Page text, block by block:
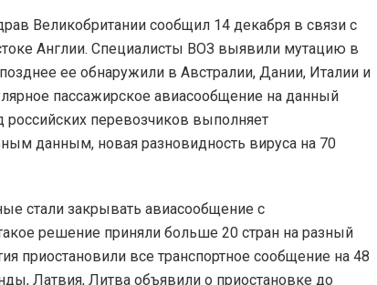
Великобритании сообщил 14 декабря в связи с
Англии. Специалисты ВОЗ выявили мутацию в
ее обнаружили в Австралии, Дании, Италии и
пассажирское авиасообщение на данный
перевозчиков выполняет
данным, новая разновидность вируса на 70
стали закрывать авиасообщение с
решение приняли больше 20 стран на разный
приостановили все транспортное сообщение на 48
Латвия, Литва объявили о приостановке до